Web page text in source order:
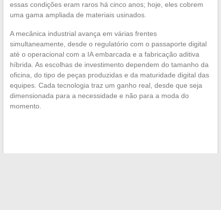
essas condições eram raros há cinco anos; hoje, eles cobrem
uma gama ampliada de materiais usinados.
A mecânica industrial avança em várias frentes
simultaneamente, desde o regulatório com o passaporte digital
até o operacional com a IA embarcada e a fabricação aditiva
híbrida. As escolhas de investimento dependem do tamanho da
oficina, do tipo de peças produzidas e da maturidade digital das
equipes. Cada tecnologia traz um ganho real, desde que seja
dimensionada para a necessidade e não para a moda do
momento.